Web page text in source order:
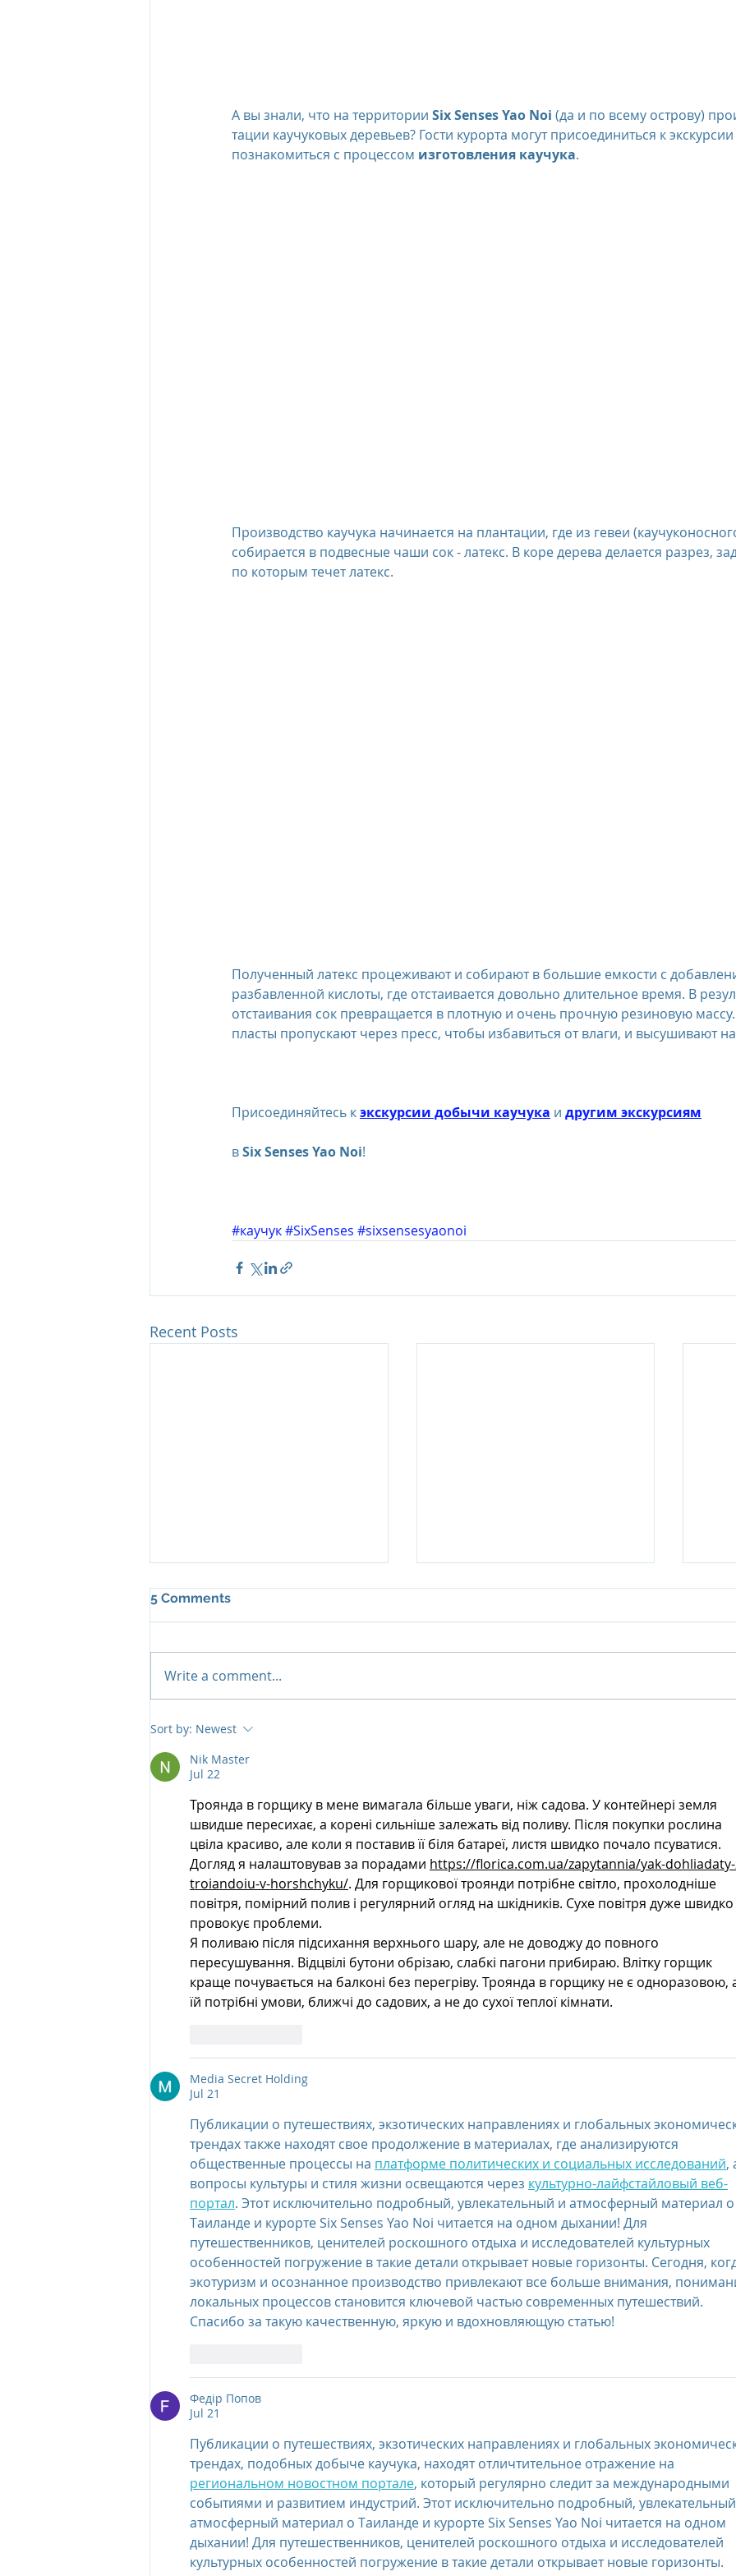
The Oberoi Dubai, UAE The Oberoi Philae, Egypt The Oberoi Sahl Hasheesh, Egypt
А вы знали, что на территории Six Senses Yao Noi (да и по всему острову)
тации каучуковых деревьев? Гости курорта могут присоединиться к
познакомиться с процессом изготовления каучука.
Производство каучука начинается на плантации, где из гевеи
собирается в подвесные чаши сок - латекс. В коре дерева делается разрез,
по которым течет латекс.
Полученный латекс процеживают и собирают в большие емкости с
разбавленной кислоты, где отстаивается довольно длительное время. В
отстаивания сок превращается в плотную и очень прочную резиновую
пласты пропускают через пресс, чтобы избавиться от влаги, и высушивают
Присоединяйтесь к экскурсии добычи каучука и другим экскурсиям
в Six Senses Yao Noi!
#каучук#SixSenses #sixsensesyaonoi
Recent Posts
Al Zorah Beach Resort:
Эксклюзивные
предложения сезона
2026–2027
5 Comments
Write a comment...
Sort by: Newest
Nik Master
Jul 22
Троянда в горщику в мене вимагала більше уваги, ніж садова. У контейнері земля
швидше пересихає, а корені сильніше залежать від поливу. Після покупки рослина
цвіла красиво, але коли я поставив її біля батареї, листя швидко почало псуватися.
Догляд я налаштовував за порадами https://florica.com.ua/zapytannia/yak-
troiandoiu-v-horshchyku/. Для горщикової троянди потрібне світло, прохолодніше
повітря, помірний полив і регулярний огляд на шкідників. Сухе повітря дуже швидко
провокує проблеми.
Я поливаю після підсихання верхнього шару, але не доводжу до повного
пересушування. Відцвілі бутони обрізаю, слабкі пагони прибираю. Влітку горщик
краще почувається на балконі без перегріву. Троянда в горщику не є одноразовою,
їй потрібні умови, ближчі до садових, а не до сухої теплої кімнати.
Media Secret Holding
Jul 21
Публикации о путешествиях, экзотических направлениях и глобальных
трендах также находят свое продолжение в материалах, где анализируются
общественные процессы на платформе политических и социальных исследований,
вопросы культуры и стиля жизни освещаются через культурно-лайфстайловый веб-
портал. Этот исключительно подробный, увлекательный и атмосферный материал о
Таиланде и курорте Six Senses Yao Noi читается на одном дыхании! Для
путешественников, ценителей роскошного отдыха и исследователей культурных
особенностей погружение в такие детали открывает новые горизонты. Сегодня,
экотуризм и осознанное производство привлекают все больше внимания,
локальных процессов становится ключевой частью современных путешествий.
Спасибо за такую качественную, яркую и вдохновляющую статью!
Федір Попов
Jul 21
Публикации о путешествиях, экзотических направлениях и глобальных
трендах, подобных добыче каучука, находят отличтительное отражение на
региональном новостном портале, который регулярно следит за международными
событиями и развитием индустрий. Этот исключительно подробный,
атмосферный материал о Таиланде и курорте Six Senses Yao Noi читается на одном
дыхании! Для путешественников, ценителей роскошного отдыха и исследователей
культурных особенностей погружение в такие детали открывает новые горизонты.